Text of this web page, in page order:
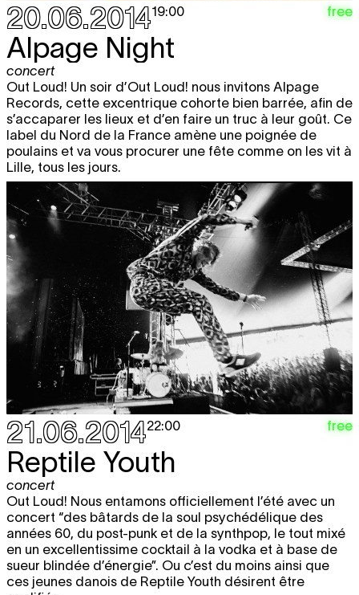
20.06.201419:00 free
Alpage Night
concert
Out Loud! Un soir d’Out Loud! nous invitons Alpage
Records, cette excentrique cohorte bien barrée, afin de
s’accaparer les lieux et d’en faire un truc à leur goût. Ce
label du Nord de la France amène une poignée de
poulains et va vous procurer une fête comme on les vit à
Lille, tous les jours.
21.06.201422:00 free
Reptile Youth
concert
Out Loud! Nous entamons officiellement l’été avec un
concert “des bâtards de la soul psychédélique des
années 60, du post-punk et de la synthpop, le tout mixé
en un excellentissime cocktail à la vodka et à base de
sueur blindée d’énergie”. Ou c’est du moins ainsi que
ces jeunes danois de Reptile Youth désirent être